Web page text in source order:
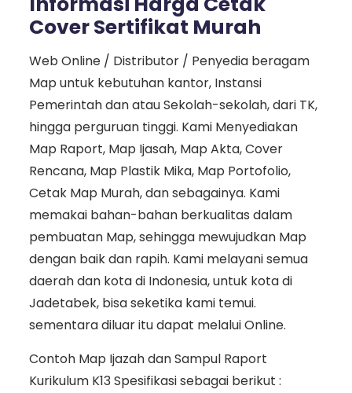
Cover Sertifikat Murah
Web Online / Distributor / Penyedia beragam
Map untuk kebutuhan kantor, Instansi
Pemerintah dan atau Sekolah-sekolah, dari TK,
hingga perguruan tinggi. Kami Menyediakan
Map Raport, Map Ijasah, Map Akta, Cover
Rencana, Map Plastik Mika, Map Portofolio,
Cetak Map Murah, dan sebagainya. Kami
memakai bahan-bahan berkualitas dalam
pembuatan Map, sehingga mewujudkan Map
dengan baik dan rapih. Kami melayani semua
daerah dan kota di Indonesia, untuk kota di
Jadetabek, bisa seketika kami temui.
sementara diluar itu dapat melalui Online.
Contoh Map Ijazah dan Sampul Raport
Kurikulum K13 Spesifikasi sebagai berikut :